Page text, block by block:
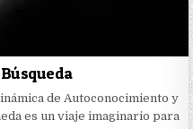
de Autoconocimiento y
es un viaje imaginario para